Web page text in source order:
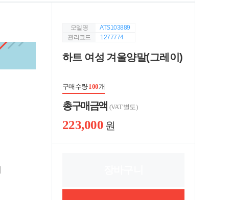
모델명
ATS103889
관리코드
1277774
하트 여성 겨울양말(그레이)
구매수량100개
총 구매 금액 (VAT 별도)
223,000 원